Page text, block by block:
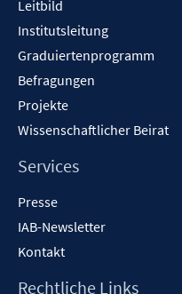
Leitbild
Institutsleitung
Graduiertenprogramm
Befragungen
Projekte
Wissenschaftlicher Beirat
Services
Presse
IAB-Newsletter
Kontakt
Rechtliche Links